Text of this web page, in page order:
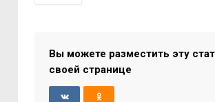
Вы можете разместить эту
своей странице